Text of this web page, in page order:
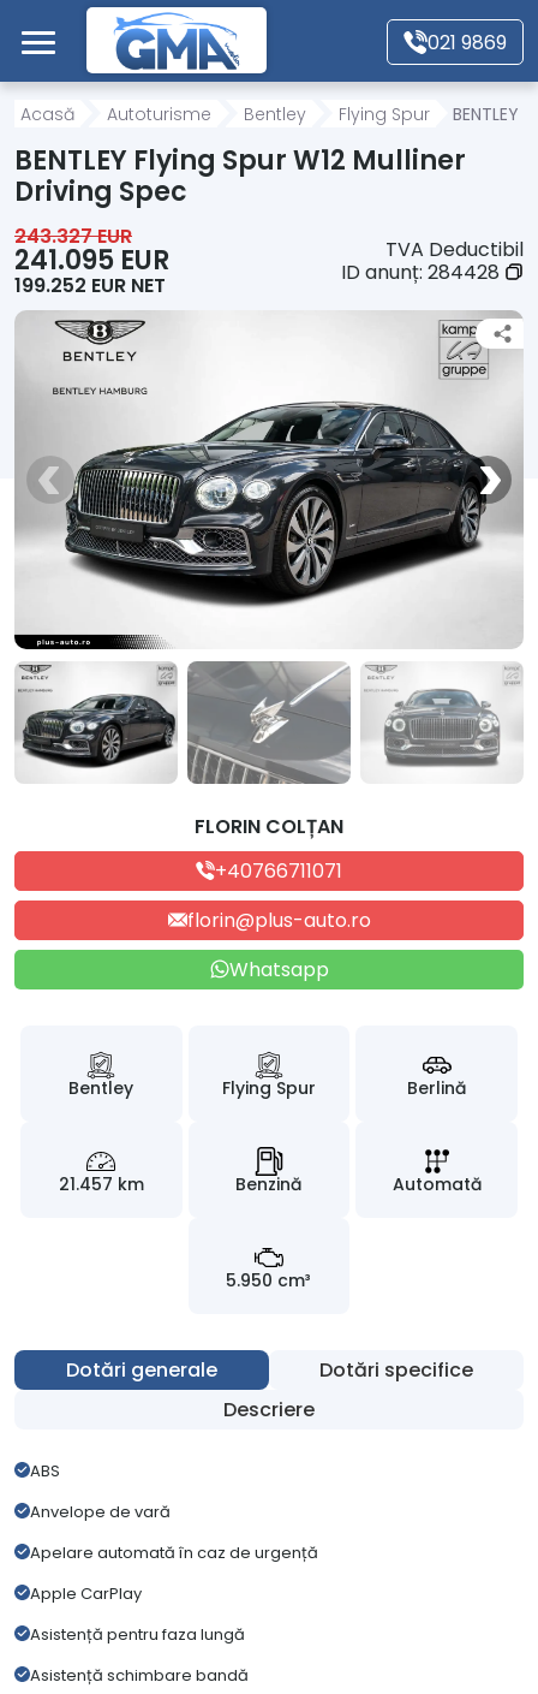
Mergi direct la conținutul principal
021 9869
Acasă
Autoturisme
Motociclete
Autoutilitare
Alte tipuri vehicule
Despre Noi
Contact
Acasă Autoturisme Bentley Flying Spur BENTLEY
BENTLEY Flying Spur W12 Mulliner
Driving Spec
243.327 EUR
241.095 EUR
199.252 EUR NET
TVA Deductibil
ID anunț: 284428
FLORIN COLȚAN
+40766711071
florin@plus-auto.ro
Whatsapp
Bentley Flying Spur Berlină
21.457 km Benzină Automată
5.950 cm³
Dotări generale
Dotări specifice
Descriere
ABS
Anvelope de vară
Apelare automată în caz de urgență
Apple CarPlay
Asistență pentru faza lungă
Asistență schimbare bandă